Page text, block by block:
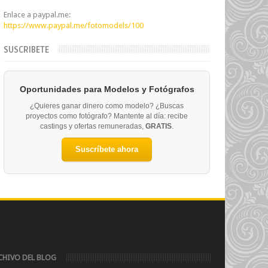
Enlace a paypal.me:
https://www.paypal.me/fotomodels/100
SUSCRIBETE
Oportunidades para Modelos y Fotógrafos
¿Quieres ganar dinero como modelo? ¿Buscas
proyectos como fotógrafo? Mantente al día: recibe
castings y ofertas remuneradas,GRATIS.
Suscríbete ahora
DEL BLOG